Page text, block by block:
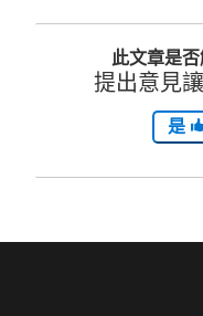
此文章是
提出意見
是